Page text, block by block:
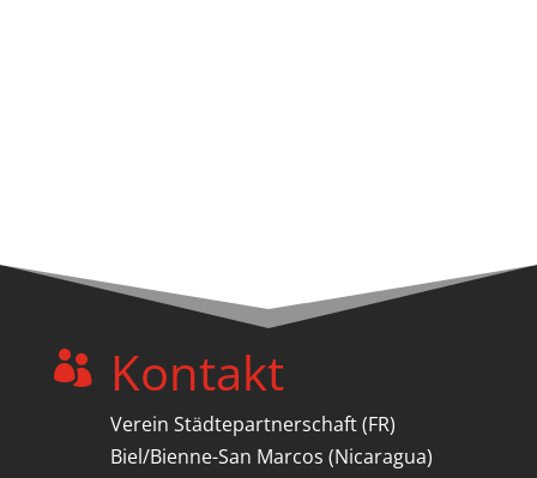
 Kontakt
Verein Städtepartnerschaft (FR)
Biel/Bienne-San Marcos (Nicaragua)